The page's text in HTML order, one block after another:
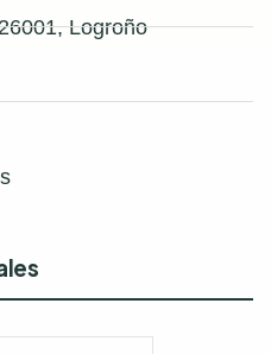
Logroño